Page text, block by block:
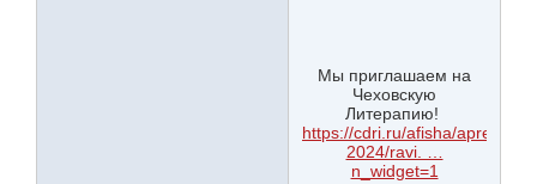
Мы приглашаем на
Чеховскую
Литерапию!
https://cdri.ru/afisha/aprel-
2024/ravi. …
n_widget=1